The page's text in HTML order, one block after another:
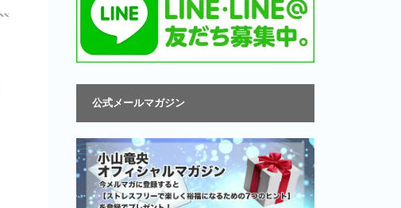
公式メールマガジン